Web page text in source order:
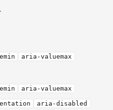
aria-valuemax
aria-valuemax
aria-disabled